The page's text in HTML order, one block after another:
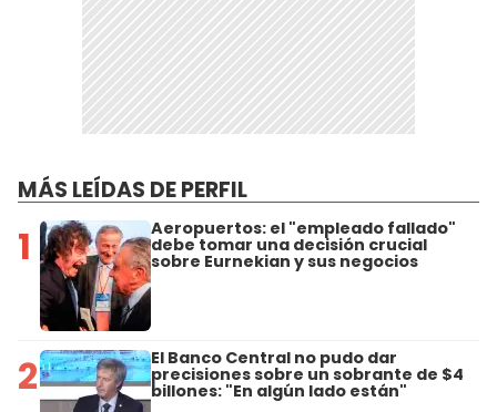
MÁS LEÍDAS DE PERFIL
1 Aeropuertos: el "empleado fallado"
debe tomar una decisión crucial
sobre Eurnekian y sus negocios
2 El Banco Central no pudo dar
precisiones sobre un sobrante de $4
billones: "En algún lado están"